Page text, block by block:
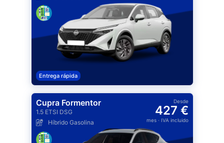
Entrega rápida
Cupra Formentor
1.5 ETSI DSG
Híbrido Gasolina
Desde
427 €
mes· IVA incluido